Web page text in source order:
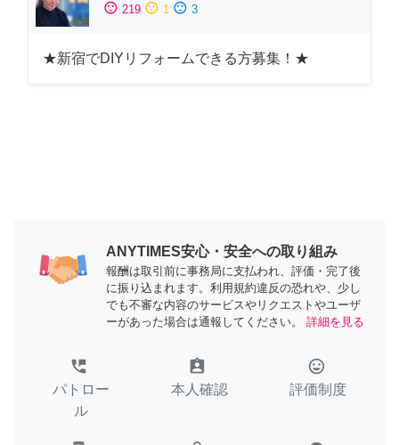
sentiment_satisfied 219 sentiment_neutral 1 sentiment_dissatisfied 3
★新宿でDIYリフォームできる方募集！★
ANYTIMES安心・安全への取り組み
報酬は取引前に事務局に支払われ、評価・完了後
に振り込まれます。利用規約違反の恐れや、少し
でも不審な内容のサービスやリクエストやユーザ
ーがあった場合は通報してください。
詳細を見る
perm_phone_msg
パトロー
ル
assignment_ind
本人確認
tag_faces
評価制度